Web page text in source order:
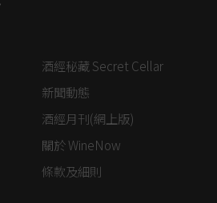
酒經秘藏 Secret Cellar
新聞動態
酒經月刊(網上版)
關於 WineNow
條款及細則